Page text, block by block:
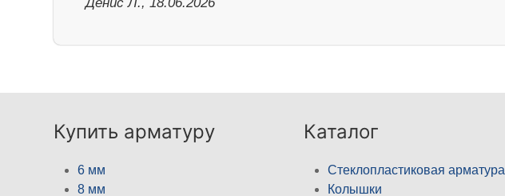
Купить арматуру
6 мм
8 мм
Каталог
Стеклопластиковая арматура
Колышки